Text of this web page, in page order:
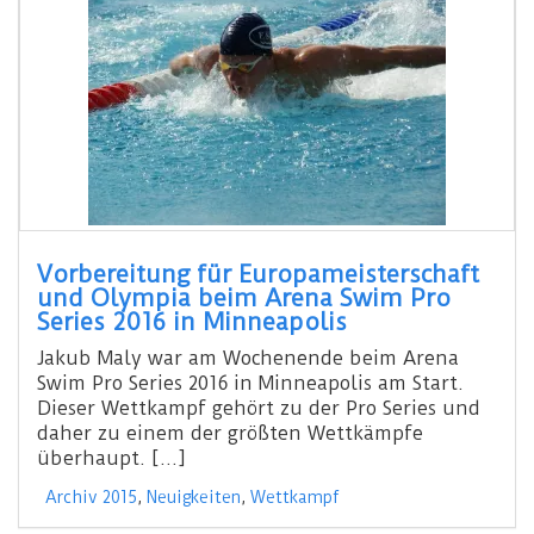
Vorbereitung für Europameisterschaft
und Olympia beim Arena Swim Pro
Series 2016 in Minneapolis
Jakub Maly war am Wochenende beim Arena
Swim Pro Series 2016 in Minneapolis am Start.
Dieser Wettkampf gehört zu der Pro Series und
daher zu einem der größten Wettkämpfe
überhaupt. […]
Archiv 2015, Neuigkeiten, Wettkampf